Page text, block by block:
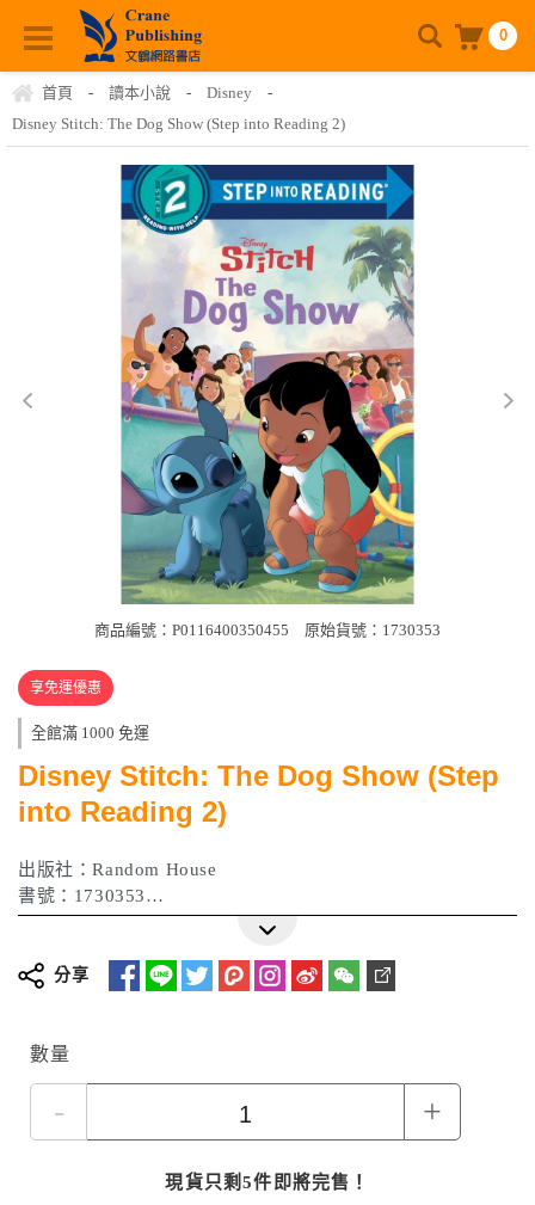
0
首頁 - 讀本小說 - Disney
-
Disney Stitch: The Dog Show (Step into Reading 2)
商品編號：P0116400350455 原始貨號：1730353
享免運優惠
全館滿 1000 免運
Disney Stitch: The Dog Show (Step
into Reading 2)
出版社：Random House
書號：1730353
ISBN：9780736445580
出版日期：2025 年 03 月
分享
數量
- +
現貨只剩5件即將完售！